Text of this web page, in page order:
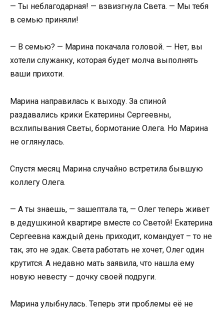
— Ты неблагодарная! — взвизгнула Света. — Мы тебя
в семью приняли!
— В семью? — Марина покачала головой. — Нет, вы
хотели служанку, которая будет молча выполнять
ваши прихоти.
Марина направилась к выходу. За спиной
раздавались крики Екатерины Сергеевны,
всхлипывания Светы, бормотание Олега. Но Марина
не оглянулась.
Спустя месяц Марина случайно встретила бывшую
коллегу Олега.
— А ты знаешь, — зашептала та, — Олег теперь живет
в дедушкиной квартире вместе со Светой! Екатерина
Сергеевна каждый день приходит, командует – то не
так, это не эдак. Света работать не хочет, Олег один
крутится. А недавно мать заявила, что нашла ему
новую невесту – дочку своей подруги.
Марина улыбнулась. Теперь эти проблемы её не